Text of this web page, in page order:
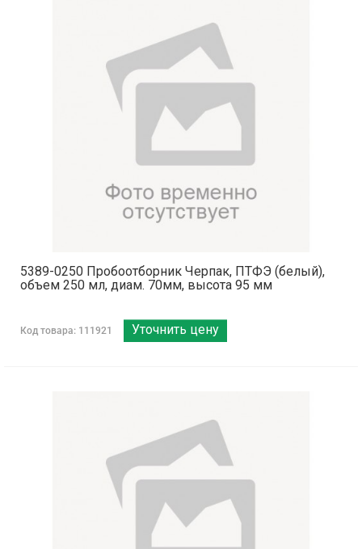
5389-0250 Пробоотборник Черпак, ПТФЭ (белый),
объем 250 мл, диам. 70мм, высота 95 мм
Код товара: 111921 Уточнить цену